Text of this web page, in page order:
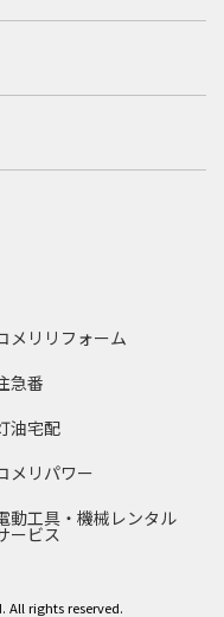
メリリフォーム
急番
油宅配
メリパワー
動工具・機械レンタル
ービス
All rights reserved.